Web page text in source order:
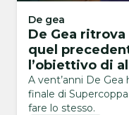
De gea
De Gea ritrova
quel
l’obiettivo di
A vent’anni De Gea
finale di
fare lo stesso.